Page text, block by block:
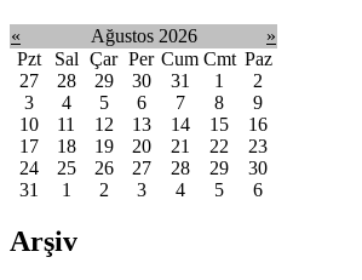
« Ağustos 2026
»
Pzt
Sal Çar Per Cum Cmt Paz
27
28 29 30 31 1
2
3
4 5 6 7 8
9
10
11 12 13 14 15
16
17
18 19 20 21 22
23
24
25 26 27 28 29
30
31
1 2 3 4 5 6
Arşiv